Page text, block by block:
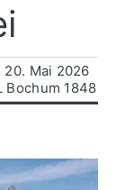
20. Mai 2026
Bochum 1848